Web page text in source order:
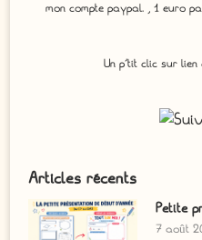
mon compte paypal. , 1 euro
Un p'tit clic sur lien
Articles récents
Petite
7 août